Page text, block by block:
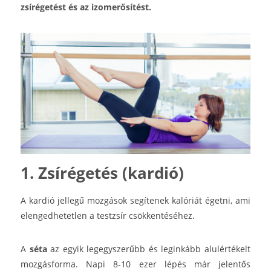
zsírégetést és az izomerősítést.
1. Zsírégetés (kardió)
A kardió jellegű mozgások segítenek kalóriát égetni, ami
elengedhetetlen a testzsír csökkentéséhez.
A sétaaz egyik legegyszerűbb és leginkább alulértékelt
mozgásforma. Napi 8-10 ezer lépés már jelentős